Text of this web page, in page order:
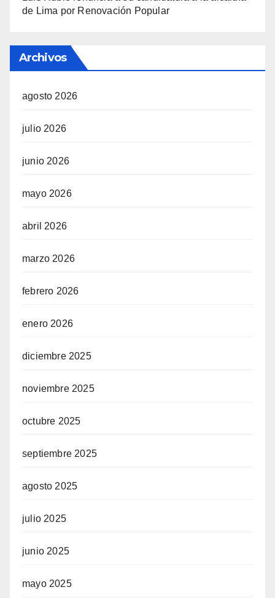
de Lima por Renovación Popular
Archivos
agosto 2026
julio 2026
junio 2026
mayo 2026
abril 2026
marzo 2026
febrero 2026
enero 2026
diciembre 2025
noviembre 2025
octubre 2025
septiembre 2025
agosto 2025
julio 2025
junio 2025
mayo 2025